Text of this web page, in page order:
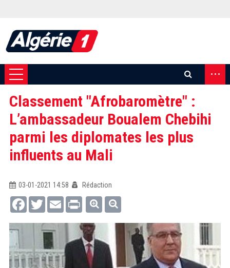
...
Classement "Afrobaromètre" :
L’ambassadeur Boualem Chebihi
parmi les diplomates les plus
influents au Mali
03-01-2021 14:58
Rédaction
FacebookTwitterEmail Print